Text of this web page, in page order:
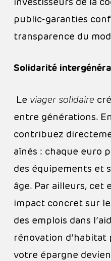
investisseurs de la
public-garanties
transparence du
Solidarité
Le viager solidaire
entre générations.
contribuez
aînés : chaque euro
des équipements et
âge. Par ailleurs, cet
impact concret sur
des emplois dans
rénovation d’habitat
votre épargne